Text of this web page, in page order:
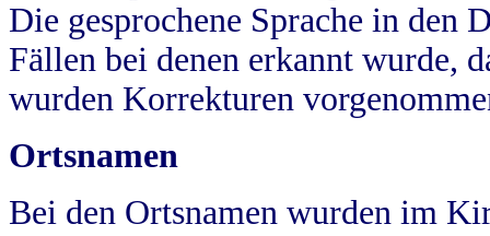
Die gesprochene Sprache in
Fällen bei denen erkannt wurde,
wurden Korrekturen
Ortsnamen
Bei den Ortsnamen wurden im